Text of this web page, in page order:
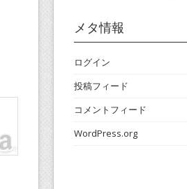
メタ情報
ログイン
投稿フィード
コメントフィード
WordPress.org